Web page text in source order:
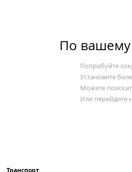
По вашему
Попробуйте
Установите
Можете
Или перейдите